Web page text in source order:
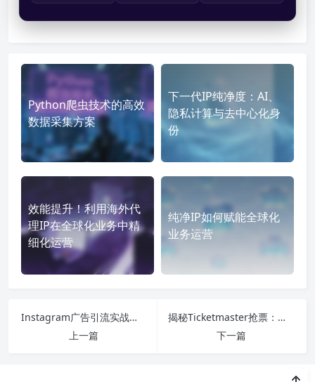
Python爬虫技术的高效
数据采集方案
下一代IP纯净度：AI、
隐私计算与去中心化身
份
效能提升！利用海外代
理IP在全球化业务中精
细化运营
纯净IP如何赋能全球化
业务运营
Instagram广告引流实战攻略
上一篇
揭秘Ticketmaster抢票：为什么有人能轻松买到？
下一篇